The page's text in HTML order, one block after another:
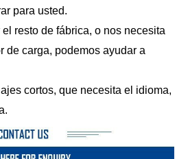
para usted.
resto de fábrica, o nos necesita
de carga, podemos ayudar a
cortos, que necesita el idioma,